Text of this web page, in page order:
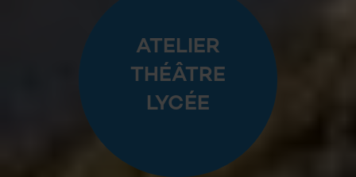
ATELIER
THÉÂTRE
LYCÉE